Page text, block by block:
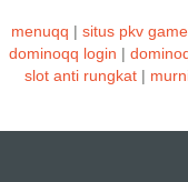
menuqq | situs pkv
dominoqq login |
slot anti rungkat |